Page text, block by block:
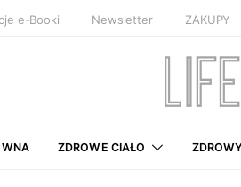
e-Booki Newsletter ZAKUPY
ZDROWE CIAŁO